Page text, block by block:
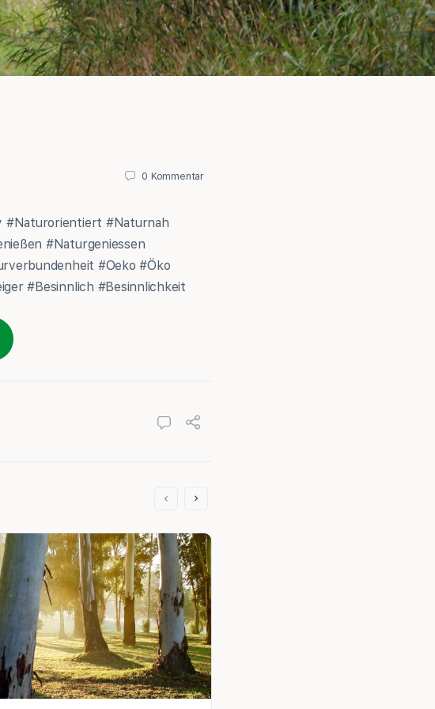
0 Kommentar
#Naturorientiert #Naturnah
#Naturgeniessen
#Oeko #Öko
#Besinnlich #Besinnlichkeit